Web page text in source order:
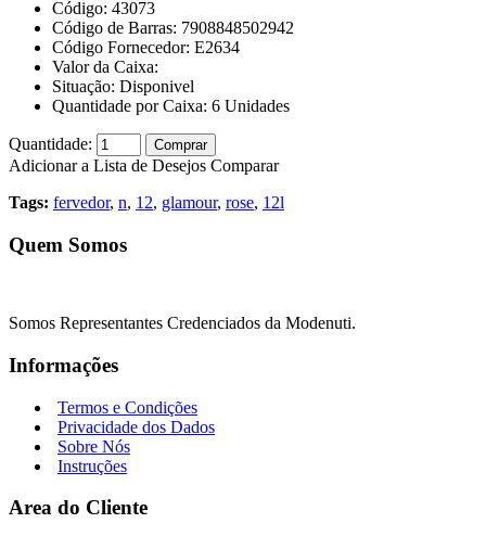
Código: 43073
Código de Barras: 7908848502942
Código Fornecedor: E2634
Valor da Caixa:
Situação: Disponivel
Quantidade por Caixa: 6 Unidades
Quantidade: Comprar
Adicionar a Lista de Desejos Comparar
Tags: fervedor, n, 12, glamour, rose, 12l
Quem Somos
Somos Representantes Credenciados da Modenuti.
Informações
Termos e Condições
Privacidade dos Dados
Sobre Nós
Instruções
Area do Cliente